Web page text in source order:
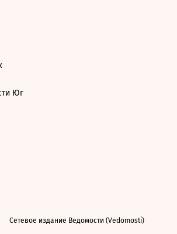
Юг
Сетевое издание Ведомости (Vedomosti)